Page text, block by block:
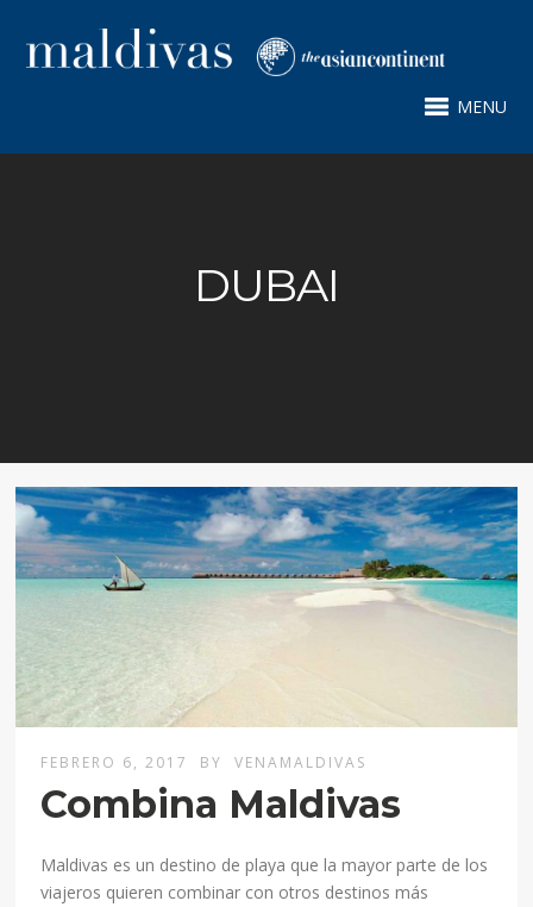
MENU
DUBAI
FEBRERO 6, 2017 BY VENAMALDIVAS
Combina Maldivas
Maldivas es un destino de playa que la mayor parte de los
viajeros quieren combinar con otros destinos más